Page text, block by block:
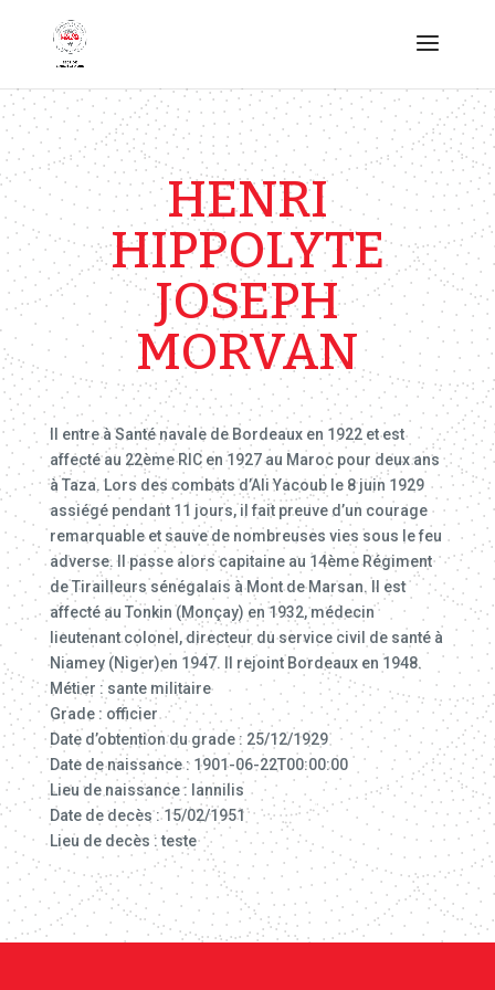
HENRI
HIPPOLYTE
JOSEPH
MORVAN
Il entre à Santé navale de Bordeaux en 1922 et est
affecté au 22ème RIC en 1927 au Maroc pour deux ans
à Taza. Lors des combats d’Ali Yacoub le 8 juin 1929
assiégé pendant 11 jours, il fait preuve d’un courage
remarquable et sauve de nombreuses vies sous le feu
adverse. Il passe alors capitaine au 14ème Régiment
de Tirailleurs sénégalais à Mont de Marsan. Il est
affecté au Tonkin (Monçay) en 1932, médecin
lieutenant colonel, directeur du service civil de santé à
Niamey (Niger)en 1947. Il rejoint Bordeaux en 1948.
Métier : sante militaire
Grade : officier
Date d’obtention du grade : 25/12/1929
Date de naissance : 1901-06-22T00:00:00
Lieu de naissance : lannilis
Date de decès : 15/02/1951
Lieu de decès : teste